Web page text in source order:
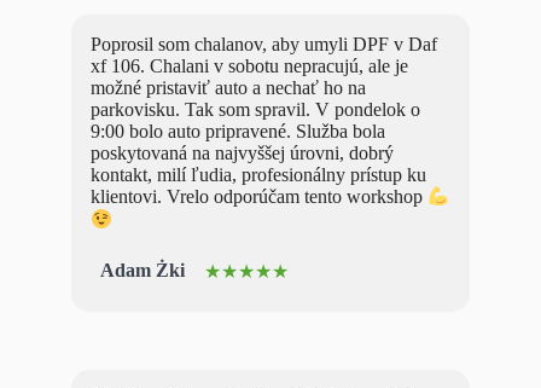
Poprosil som chalanov, aby umyli DPF v Daf
xf 106. Chalani v sobotu nepracujú, ale je
možné pristaviť auto a nechať ho na
parkovisku. Tak som spravil. V pondelok o
9:00 bolo auto pripravené. Služba bola
poskytovaná na najvyššej úrovni, dobrý
kontakt, milí ľudia, profesionálny prístup ku
klientovi. Vrelo odporúčam tento workshop
Adam Żki ★★★★★